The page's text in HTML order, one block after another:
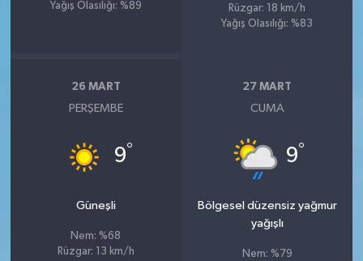
Yağış Olasılığı: %89
Rüzgar: 18 km/h
Yağış Olasılığı: %83
26 MART
PERŞEMBE
9°
Güneşli
Nem: %68
Rüzgar: 13 km/h
27 MART
CUMA
9°
Bölgesel düzensiz yağmur
yağışlı
Nem: %79